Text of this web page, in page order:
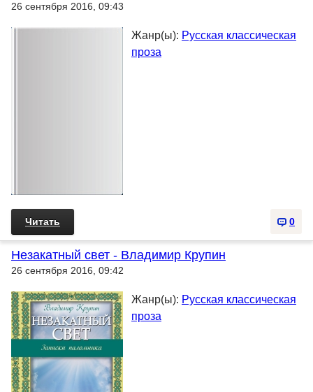
26 сентября 2016, 09:43
Жанр(ы): Русская классическая
проза
0
Читать
Незакатный свет - Владимир Крупин
26 сентября 2016, 09:42
Жанр(ы): Русская классическая
проза